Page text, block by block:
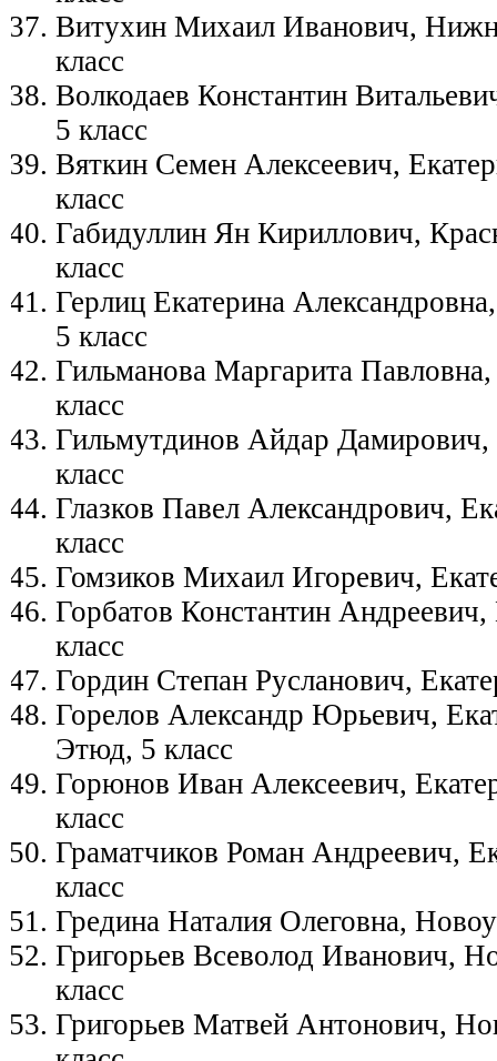
Витухин Михаил Иванович,
класс
Волкодаев Константин
5 класс
Вяткин Семен Алексеевич,
класс
Габидуллин Ян Кириллович,
класс
Герлиц Екатерина
5 класс
Гильманова Маргарита
класс
Гильмутдинов Айдар
класс
Глазков Павел Александрович,
класс
Гомзиков Михаил Игоревич,
Горбатов Константин
класс
Гордин Степан Русланович,
Горелов Александр Юрьевич,
Этюд, 5 класс
Горюнов Иван Алексеевич,
класс
Граматчиков Роман Андреевич,
класс
Гредина Наталия Олеговна,
Григорьев Всеволод Иванович,
класс
Григорьев Матвей Антонович,